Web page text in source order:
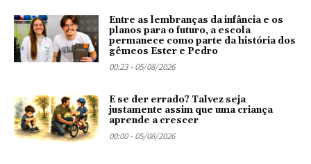
Entre as lembranças da infância e os
planos para o futuro, a escola
permanece como parte da história dos
gêmeos Ester e Pedro
00:23 - 05/08/2026
E se der errado? Talvez seja
justamente assim que uma criança
aprende a crescer
00:00 - 05/08/2026